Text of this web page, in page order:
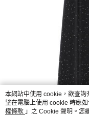
本網站中使用 cookie，欲查
望在電腦上使用 cookie 時應
權條款 」之 Cookie 聲明。您